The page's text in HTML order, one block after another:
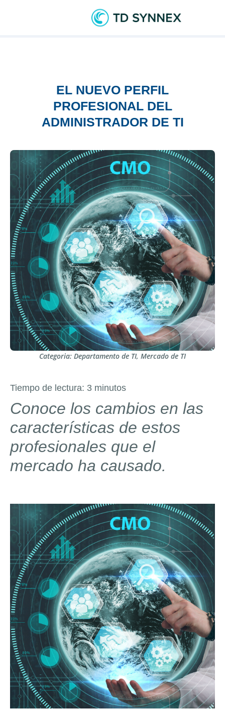
EL NUEVO PERFIL
PROFESIONAL DEL
ADMINISTRADOR DE TI
Categoria: Departamento de TI, Mercado de TI
Tiempo de lectura: 3 minutos
Conoce los cambios en las
características de estos
profesionales que el
mercado ha causado.